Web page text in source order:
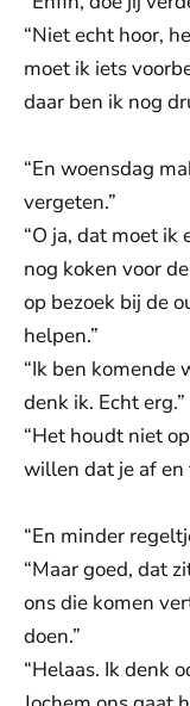
“Niet echt hoor,
moet ik iets
daar ben ik nog
“En woensdag
vergeten.”
“O ja, dat moet ik
nog koken voor
op bezoek bij de
helpen.”
“Ik ben komende
denk ik. Echt erg.”
“Het houdt niet
willen dat je af en
“En minder
“Maar goed, dat
ons die komen
doen.”
“Helaas. Ik denk